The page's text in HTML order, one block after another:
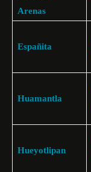
Arenas
Españita
Huamantla
Hueyotlipan